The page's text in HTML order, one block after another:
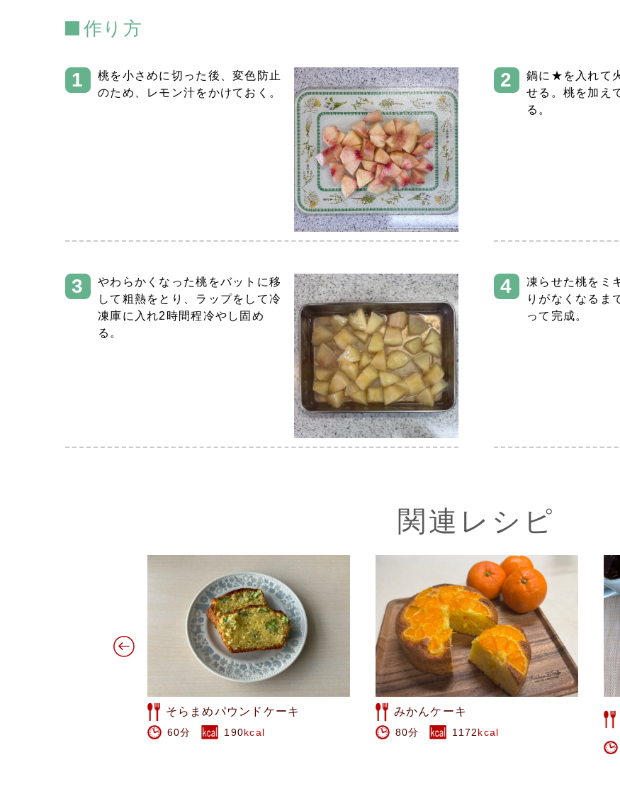
作り方
桃を小さめに切った後、変色防止
のため、レモン汁をかけておく。
鍋に★を入れて
せる。桃を加え
る。
やわらかくなった桃をバットに移
して粗熱をとり、ラップをして冷
凍庫に入れ2時間程冷やし固め
る。
凍らせた桃をミ
りがなくなるま
って完成。
関連レシピ
みかんケーキ
80分 1172kcal
干し柿のシナモンバタートース
ト